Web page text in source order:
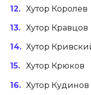
Хутор Королев
Хутор Кравцов
Хутор
Хутор Крюков
Хутор Кудинов